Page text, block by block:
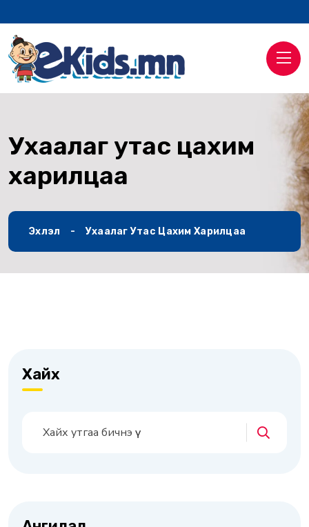
Ухаалаг утас цахим
харилцаа
Эхлэл Ухаалаг Утас Цахим Харилцаа
Хайх